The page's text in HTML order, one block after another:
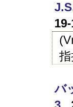
バ